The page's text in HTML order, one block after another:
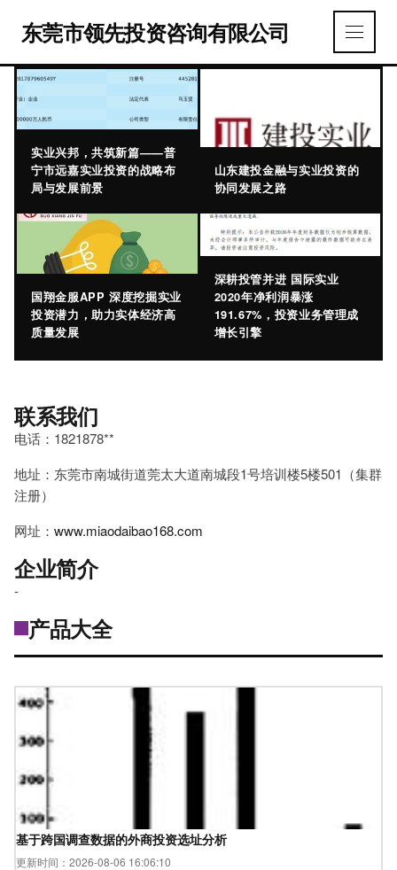
东莞市领先投资咨询有限公司
实业兴邦，共筑新篇——普
宁市远嘉实业投资的战略布
局与发展前景
山东建投金融与实业投资的
协同发展之路
国翔金服APP 深度挖掘实业
投资潜力，助力实体经济高
质量发展
深耕投管并进 国际实业
2020年净利润暴涨
191.67%，投资业务管理成
增长引擎
联系我们
电话：1821878**
地址：东莞市南城街道莞太大道南城段1号培训楼5楼501（集群
注册）
网址： www.miaodaibao168.com
企业简介
-
产品大全
基于跨国调查数据的外商投资选址分析
更新时间：2026-08-06 16:06:10